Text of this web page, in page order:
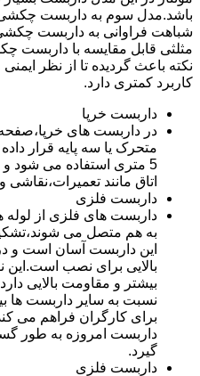
باشد.مدل سوم به داربست
شباهت فراوانی به داربست
مثلثی قابل مقایسه با داربست
نکته باعث گردیده تا از نظر
کاربرد کمتری دارد.
داربست خرپا
در داربست های
متحرک یا سه پایه قرار
5 متری استفاده می شود
اتاق مانند
داربست فلزی
داربست های فلزی از لوله
به هم متصل می
این داربست آسان است و
بالایی برای نصب است.این
بیشتر و مقاومت بالایی
نسبت به سایر داربست ها
برای کارگران فراهم می
داربست امروزه به طور
گیرد.
داربست فلزی